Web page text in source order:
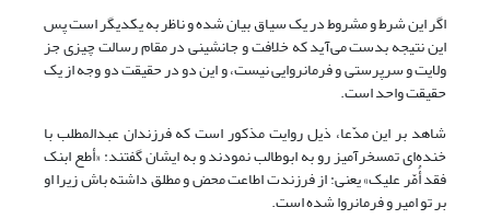
اگر این شرط و مشروط در یک سیاق بیان شده و ناظر به یکدیگر است پس
این نتیجه بدست می‌آید که خلافت و جانشینی در مقام رسالت چیزی جز
ولایت و سرپرستی و فرمانروایی نیست، و این دو در حقیقت دو وجه از یک
حقیقت واحد است.
شاهد بر این مدّعا، ذیل روایت مذکور است که فرزندان عبدالمطلب با
خنده‌ای تمسخرآمیز رو به ابوطالب نمودند و به ایشان گفتند: «أطع ابنک
فقد أُمّر علیک» یعنی: از فرزندت اطاعت محض و مطلق داشته باش زیرا او
بر تو امیر و فرمانروا شده است.